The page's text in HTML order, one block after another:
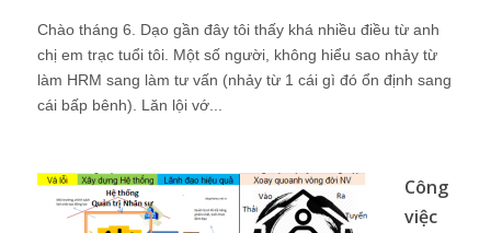
Chào tháng 6. Dạo gần đây tôi thấy khá nhiều điều từ anh
chị em trạc tuổi tôi. Một số người, không hiểu sao nhảy từ
làm HRM sang làm tư vấn (nhảy từ 1 cái gì đó ổn định sang
cái bấp bênh). Lăn lội vớ...
Công
việc